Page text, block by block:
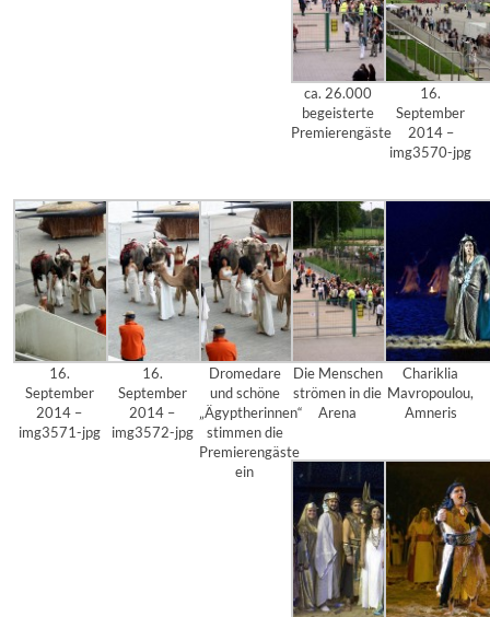
ca. 26.000
begeisterte
Premierengäste
16.
September
2014 –
img3570-jpg
16.
September
2014 –
img3571-jpg
16.
September
2014 –
img3572-jpg
Dromedare
und schöne
„Ägyptherinnen“
stimmen die
Premierengäste
ein
Die Menschen
strömen in die
Arena
Chariklia
Mavropoulou,
Amneris